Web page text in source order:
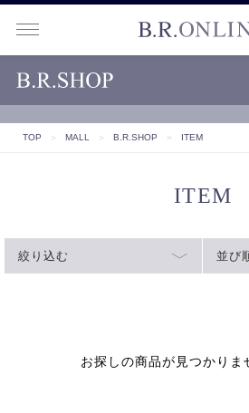
TOP ＞ MALL ＞ B.R.SHOP ＞ ITEM
ITEM
絞り込む 並び
お探しの商品が見つかりま